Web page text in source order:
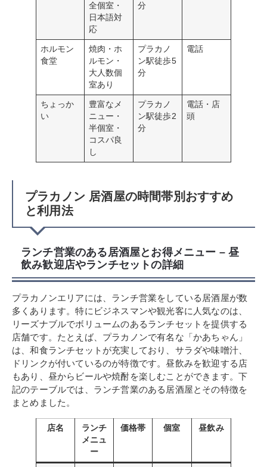
全個室・
日本語対
応
分
ホルモン
食堂
焼肉・ホ
ルモン・
大人数個
室あり
プラカノ
ン駅徒歩5
分
電話
ちょっか
い
豊富なメ
ニュー・
半個室・
コスパ良
し
プラカノ
ン駅徒歩2
分
電話・店
頭
プラカノン 居酒屋の時間帯別おすすめ
と利用法
ランチ営業のある居酒屋とお得メニュー – 昼
飲み歓迎店やランチセットの詳細
プラカノンエリアには、ランチ営業をしている居酒屋が数
多くあります。特にビジネスマンや観光客に人気なのは、
リーズナブルでボリュームのあるランチセットを提供する
店舗です。たとえば、プラカノンで有名な「かあちゃん」
は、和食ランチセットが充実しており、サラダや味噌汁、
ドリンクが付いているのが特徴です。昼飲みを歓迎する店
もあり、昼からビールや焼酎を楽しむことができます。下
記のテーブルでは、ランチ営業のある居酒屋とその特徴を
まとめました。
店名
ランチ
メニュ
ー
価格帯 個室 昼飲み